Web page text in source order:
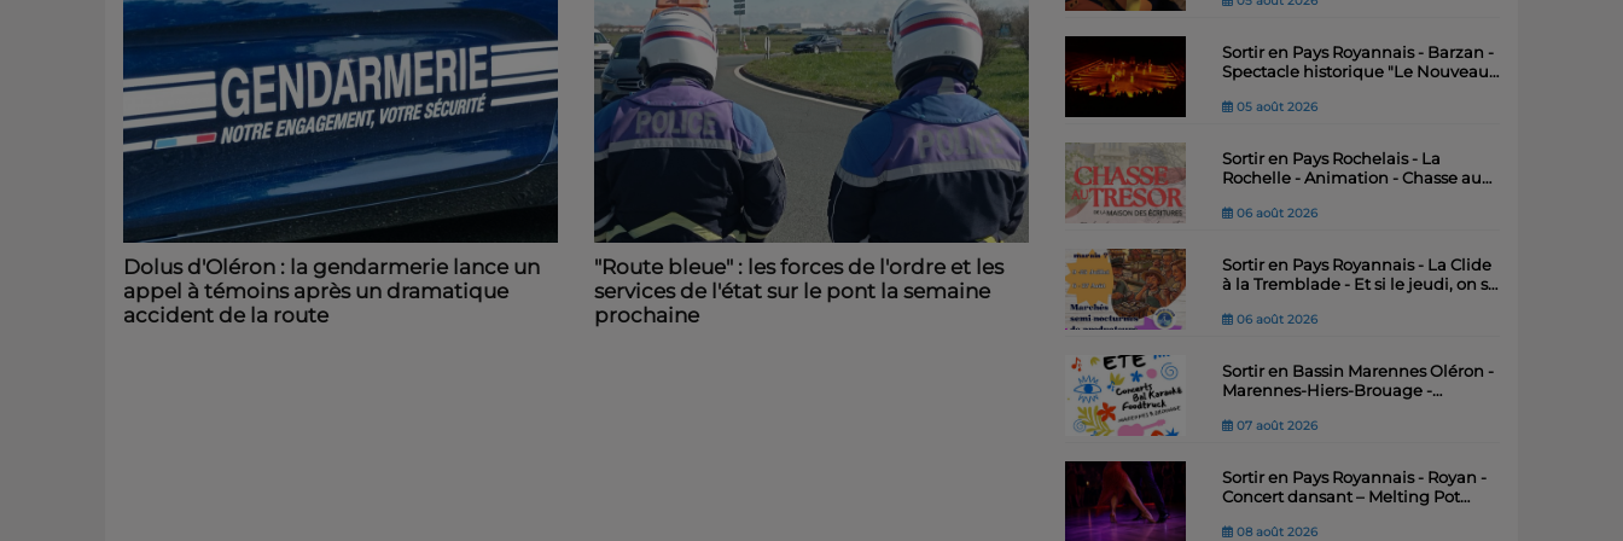
Dolus d'Oléron : la gendarmerie lance un
appel à témoins après un dramatique
accident de la route
"Route bleue" : les forces de l'ordre et les
services de l'état sur le pont la semaine
prochaine
Sortir en Pays Royannais - Barzan -
Spectacle historique "Le Nouveau
05 août 2026
Sortir en Pays Rochelais - La
Rochelle - Animation - Chasse au
06 août 2026
Sortir en Pays Royannais - La Clide
à la Tremblade - Et si le jeudi, on se
06 août 2026
Sortir en Bassin Marennes Oléron -
Marennes-Hiers-Brouage -
musicales pour animer l’été .
07 août 2026
Sortir en Pays Royannais - Royan -
Concert dansant – Melting Pot
08 août 2026